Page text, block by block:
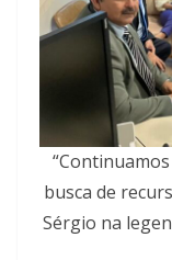
busca de
Sérgio na